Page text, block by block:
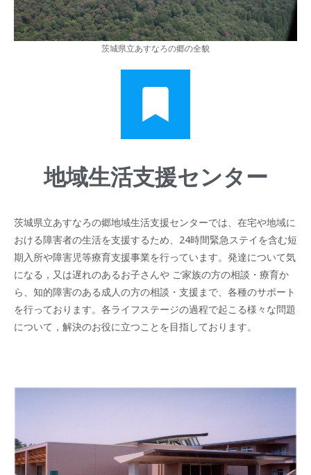
茨城県立あすなろの郷の全貌
地域生活支援センター
茨城県立あすなろの郷地域生活支援センターでは、在宅や地域に
おける障害者の生活を支援するため、24時間緊急ステイを含む短
期入所や障害児等療育支援事業を行っています。発達について気
になる，又は遅れのあるお子さんや ご家族の方の相談・療育か
ら、知的障害のある成人の方の相談・支援まで、各種のサポート
を行っております。各ライフステージの過程で起こる様々な問題
について，解決のお役に立つことを目指しております。